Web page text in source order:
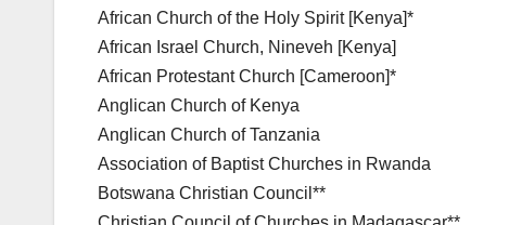
African Church of the Holy Spirit [Kenya]*
African Israel Church, Nineveh [Kenya]
African Protestant Church [Cameroon]*
Anglican Church of Kenya
Anglican Church of Tanzania
Association of Baptist Churches in Rwanda
Botswana Christian Council**